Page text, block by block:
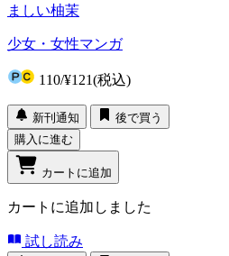
ましい柚茉
少女・女性マンガ
110/¥121(税込)
新刊通知
後で買う
購入に進む
カートに追加
カートに追加しました
試し読み